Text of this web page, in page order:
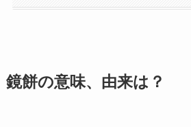
鏡餅の意味、由来は？